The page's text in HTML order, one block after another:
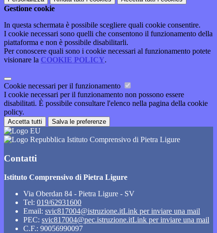
Gestione cookie
In questa schermata è possibile scegliere quali cookie consentire.
I cookie necessari sono quelli che consentono il funzionamento della
piattaforma e non è possibile disabilitarli.
Per conoscere quali sono i cookie necessari al funzionamento potete
visionare la COOKIE POLICY.
Cookie necessari per il funzionamento
I cookie necessari per il funzionamento non possono essere
disabilitati. È possibile consultare l'elenco nella pagina della cookie
policy.
Accetta tutti Salva le preferenze
Istituto Comprensivo di Pietra Ligure
Contatti
Istituto Comprensivo di Pietra Ligure
Via Oberdan 84 - Pietra Ligure - SV
Tel: 019/62931600
Email: svic817004@istruzione.itLink per inviare una mail
PEC: svic817004@pec.istruzione.itLink per inviare una mail
C.F.: 90056990097